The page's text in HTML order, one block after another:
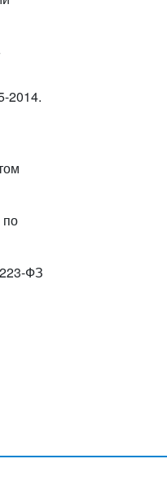
2014.
по
ФЗ